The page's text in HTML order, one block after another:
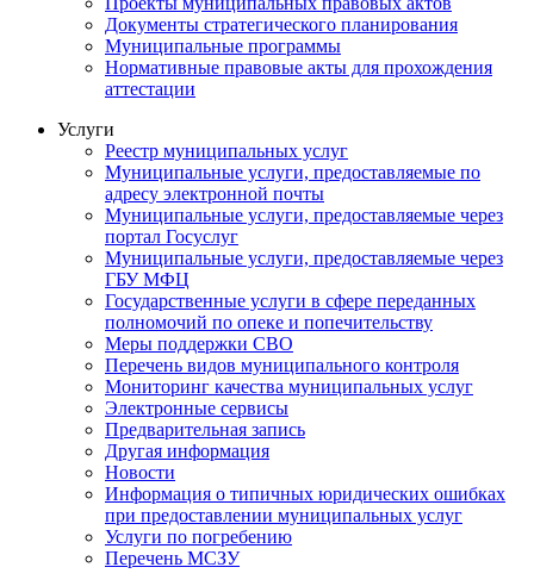
Документы стратегического планирования
Муниципальные программы
Нормативные правовые акты для прохождения
аттестации
Услуги
Реестр муниципальных услуг
Муниципальные услуги, предоставляемые по
адресу электронной почты
Муниципальные услуги, предоставляемые через
портал Госуслуг
Муниципальные услуги, предоставляемые через
ГБУ МФЦ
Государственные услуги в сфере переданных
полномочий по опеке и попечительству
Меры поддержки СВО
Перечень видов муниципального контроля
Мониторинг качества муниципальных услуг
Электронные сервисы
Предварительная запись
Другая информация
Новости
Информация о типичных юридических ошибках
при предоставлении муниципальных услуг
Услуги по погребению
Перечень МСЗУ